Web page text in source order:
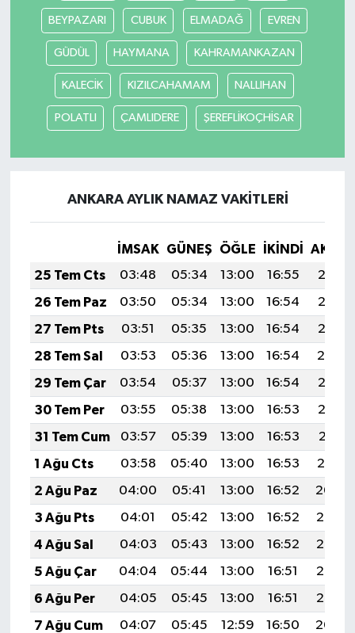
BEYPAZARI CUBUK ELMADAĞ EVREN
GÜDÜL HAYMANA KAHRAMANKAZAN
KALECİK KIZILCAHAMAM NALLIHAN
POLATLI ÇAMLIDERE ŞEREFLİKOÇHİSAR
ANKARA AYLIK NAMAZ VAKITLERI
İMSAK GÜNEŞ ÖĞLE İKINDI
25 Tem Cts
03:48 05:34 13:00 16:55
20:17
26 Tem Paz
03:50 05:34 13:00 16:54
20:16
27 Tem Pts
03:51 05:35 13:00 16:54
20:15
28 Tem Sal
03:53 05:36 13:00 16:54
20:14
29 Tem Çar
03:54 05:37 13:00 16:54
20:13
30 Tem Per
03:55 05:38 13:00 16:53
20:12
31 Tem Cum
03:57 05:39 13:00 16:53
20:11
1 Ağu Cts
03:58 05:40 13:00 16:53
20:10
2 Ağu Paz
04:00 05:41 13:00 16:52
20:09
3 Ağu Pts
04:01 05:42 13:00 16:52
20:08
4 Ağu Sal
04:03 05:43 13:00 16:52
20:07
5 Ağu Çar
04:04 05:44 13:00 16:51
20:06
6 Ağu Per
04:05 05:45 13:00 16:51
20:05
7 Ağu Cum
04:07 05:45 12:59 16:50
20:04